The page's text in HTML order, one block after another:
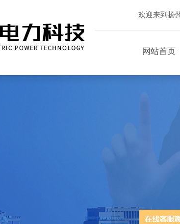
欢迎来到扬
网站首页